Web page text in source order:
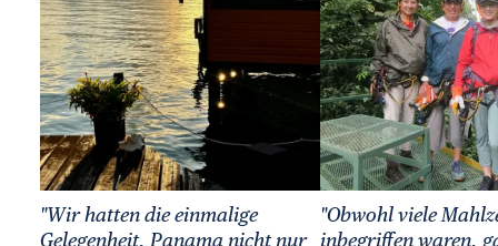
"Wir hatten die einmalige
Gelegenheit, Panama nicht nur
"Obwohl viele
inbegriffen waren,